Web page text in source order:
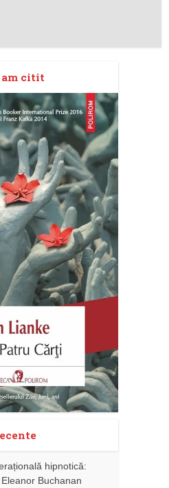
am citit
hipnotică:
Eleanor Buchanan